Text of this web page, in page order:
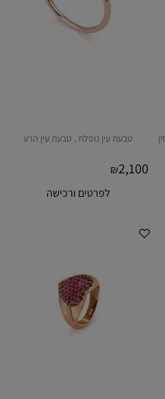
טבעת עין נופלת , טבעת עין הרע
₪2,100
לפרטים ורכישה